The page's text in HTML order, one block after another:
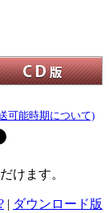
可能時期について)
けます。
| ダウンロード版